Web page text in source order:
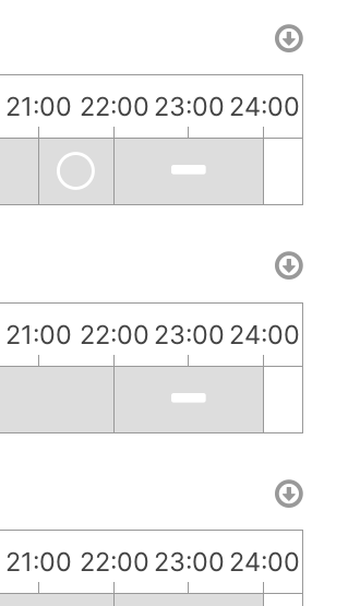
21:00 22:00 23:00 24:00
21:00 22:00 23:00 24:00
21:00 22:00 23:00 24:00